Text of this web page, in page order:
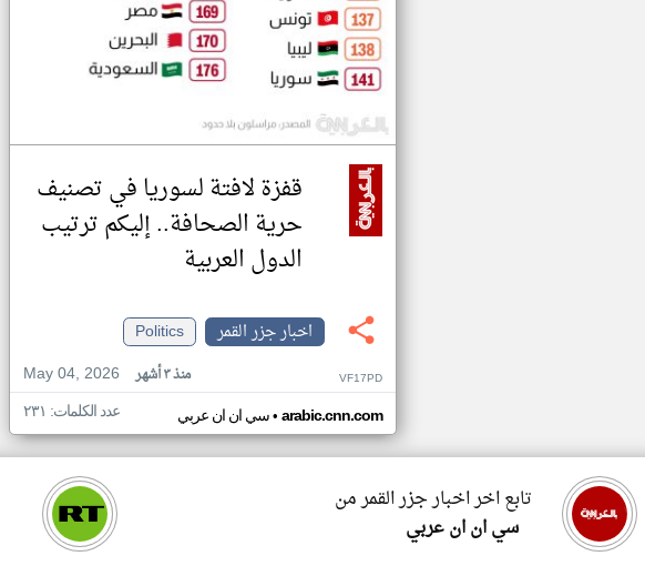
قفزة لافتة لسوريا في تصنيف
حرية الصحافة.. إليكم ترتيب
الدول العربية
اخبار جزر القمر
Politics
May 04, 2026
منذ ٣ أشهر VF17PD
سي ان ان عربي• arabic.cnn.com عدد الكلمات: ٢٣١
تابع اخر اخبار جزر القمر من
سي ان ان عربي